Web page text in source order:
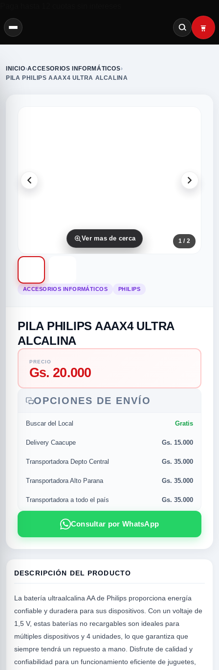
categorias
MUSICAL
POPULARES
INICIO›ACCESORIOS INFORMÁTICOS›
PILA PHILIPS AAAX4 ULTRA ALCALINA
Ver mas de cerca 1 / 2
ACCESORIOS INFORMÁTICOS PHILIPS
PILA PHILIPS AAAX4 ULTRA
ALCALINA
PRECIO
Gs. 20.000
OPCIONES DE ENVÍO
Buscar del Local Gratis
Delivery Caacupe Gs. 15.000
Transportadora Depto Central Gs. 35.000
Transportadora Alto Parana Gs. 35.000
Transportadora a todo el país Gs. 35.000
Consultar por WhatsApp
DESCRIPCIÓN DEL PRODUCTO
La batería ultraalcalina AA de Philips proporciona energía
confiable y duradera para sus dispositivos. Con un voltaje de
1,5 V, estas baterías no recargables son ideales para
múltiples dispositivos y 4 unidades, lo que garantiza que
siempre tendrá un repuesto a mano. Disfrute de calidad y
confiabilidad para un funcionamiento eficiente de juguetes,